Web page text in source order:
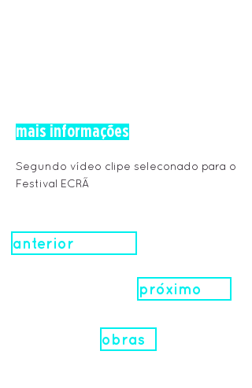
mais informações
Segundo vídeo clipe seleconado para o
Festival ECRÃ
anterior
próximo
obras